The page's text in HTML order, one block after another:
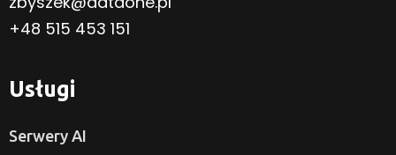
+48 515 453 151
Usługi
Serwery AI